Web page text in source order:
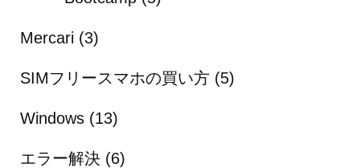
Mercari (3)
SIMフリースマホの買い方 (5)
Windows (13)
エラー解決 (6)